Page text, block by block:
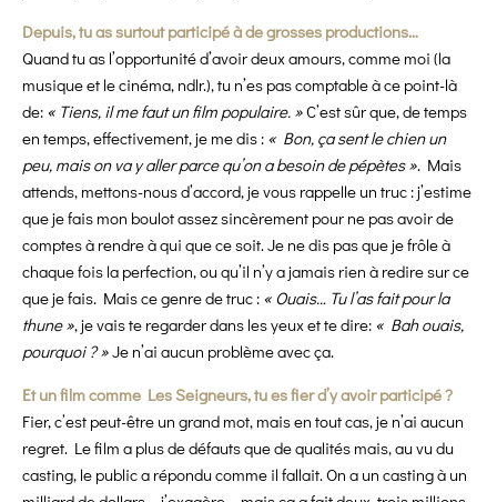
Depuis, tu as surtout participé à de grosses productions…
Quand tu as l’opportunité d’avoir deux amours, comme moi (la
musique et le cinéma, ndlr.), tu n’es pas comptable à ce point-là
de: « Tiens, il me faut un film populaire. »C’est sûr que, de temps
en temps, effectivement, je me dis : « Bon, ça sent le chien un
peu, mais on va y aller parce qu’on a besoin de pépètes ». Mais
attends, mettons-nous d’accord, je vous rappelle un truc : j’estime
que je fais mon boulot assez sincèrement pour ne pas avoir de
comptes à rendre à qui que ce soit. Je ne dis pas que je frôle à
chaque fois la perfection, ou qu’il n’y a jamais rien à redire sur ce
que je fais. Mais ce genre de truc : « Ouais… Tu l’as fait pour la
thune », je vais te regarder dans les yeux et te dire: « Bah ouais,
pourquoi ? »Je n’ai aucun problème avec ça.
Et un film comme Les Seigneurs, tu es fier d’y avoir participé ?
Fier, c’est peut-être un grand mot, mais en tout cas, je n’ai aucun
regret. Le film a plus de défauts que dequalités mais, au vu du
casting, le public a répondu comme il fallait. On a un casting à un